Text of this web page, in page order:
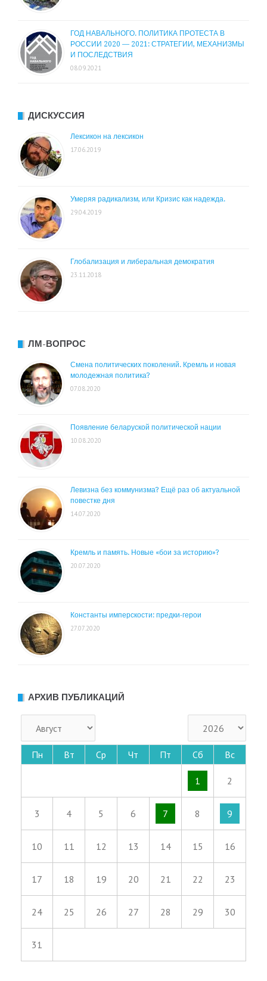
ГОД НАВАЛЬНОГО. ПОЛИТИКА ПРОТЕСТА В
РОССИИ 2020 — 2021: СТРАТЕГИИ, МЕХАНИЗМЫ
И ПОСЛЕДСТВИЯ
08.09.2021
ДИСКУССИЯ
Лексикон на лексикон
17.06.2019
Умеряя радикализм, или Кризис как надежда.
29.04.2019
Глобализация и либеральная демократия
23.11.2018
ЛМ-ВОПРОС
Смена политических поколений. Кремль и новая
молодежная политика?
07.08.2020
Появление беларуской политической нации
10.08.2020
Левизна без коммунизма? Ещё раз об актуальной
повестке дня
14.07.2020
Кремль и память. Новые «бои за историю»?
20.07.2020
Константы имперскости: предки-герои
27.07.2020
АРХИВ ПУБЛИКАЦИЙ
Пн Вт Ср Чт Пт Сб Вс
1 2
3 4 5 6 7 8 9
10 11 12 13 14 15 16
17 18 19 20 21 22 23
24 25 26 27 28 29 30
31